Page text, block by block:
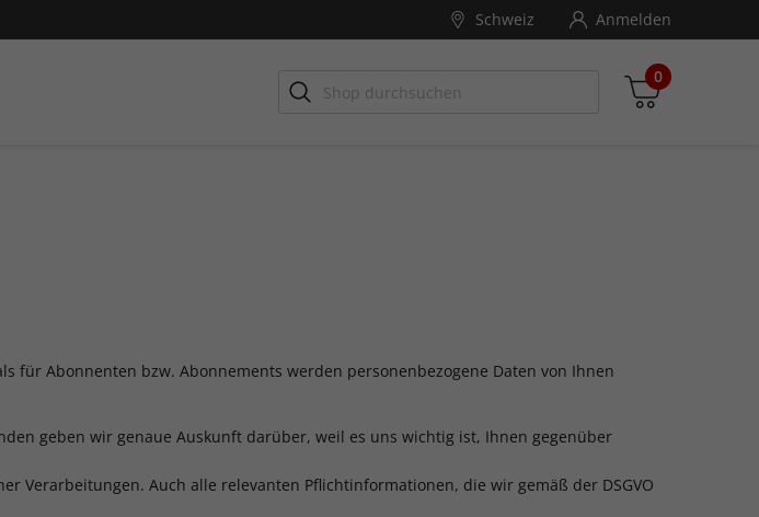
Schweiz Anmelden
0
für Abonnenten bzw. Abonnements werden personenbezogene Daten von Ihnen
geben wir genaue Auskunft darüber, weil es uns wichtig ist, Ihnen gegenüber
Verarbeitungen. Auch alle relevanten Pflichtinformationen, die wir gemäß der DSGVO